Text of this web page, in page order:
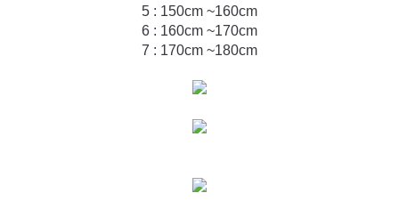
5 : 150cm ~160cm
6 : 160cm ~170cm
7 : 170cm ~180cm